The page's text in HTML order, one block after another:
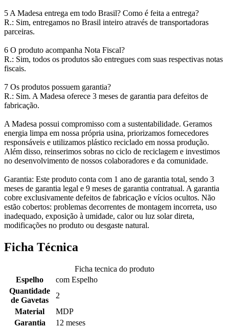
5 A Madesa entrega em todo Brasil? Como é feita a entrega?
R.: Sim, entregamos no Brasil inteiro através de transportadoras
parceiras.
6 O produto acompanha Nota Fiscal?
R.: Sim, todos os produtos são entregues com suas respectivas notas
fiscais.
7 Os produtos possuem garantia?
R.: Sim. A Madesa oferece 3 meses de garantia para defeitos de
fabricação.
A Madesa possui compromisso com a sustentabilidade. Geramos
energia limpa em nossa própria usina, priorizamos fornecedores
responsáveis e utilizamos plástico reciclado em nossa produção.
Além disso, reinserimos sobras no ciclo de reciclagem e investimos
no desenvolvimento de nossos colaboradores e da comunidade.
Garantia: Este produto conta com 1 ano de garantia total, sendo 3
meses de garantia legal e 9 meses de garantia contratual. A garantia
cobre exclusivamente defeitos de fabricação e vícios ocultos. Não
estão cobertos: problemas decorrentes de montagem incorreta, uso
inadequado, exposição à umidade, calor ou luz solar direta,
modificações no produto ou desgaste natural.
Ficha Técnica
Ficha tecnica do produto
Espelho
com Espelho
Quantidade
de Gavetas
2
Material
MDP
Garantia
12 meses